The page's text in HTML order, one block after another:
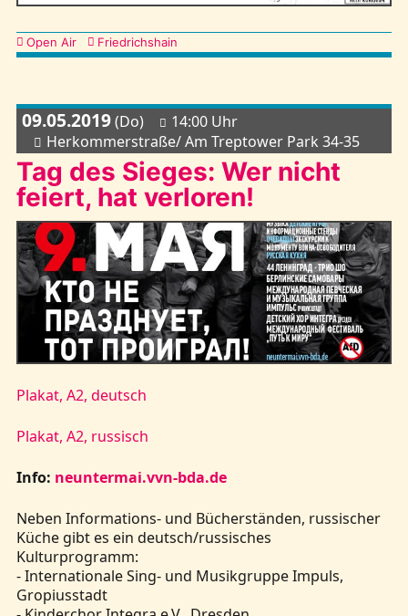
Kategorien
Open Air Friedrichshain
09.05.2019(Do)
14:00 Uhr
Herkommerstraße/ Am Treptower Park 34-35
Tag des Sieges: Wer nicht
feiert, hat verloren!
Plakat, A2, deutsch
Plakat, A2, russisch
Info: neuntermai.vvn-bda.de
Neben Informations- und Bücherständen, russischer
Küche gibt es ein deutsch/russisches
Kulturprogramm:
- Internationale Sing- und Musikgruppe Impuls,
Gropiusstadt